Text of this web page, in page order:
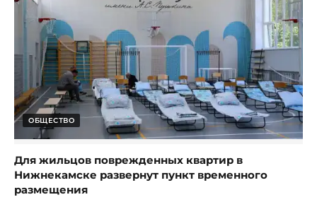
ОБЩЕСТВО
Для жильцов поврежденных квартир в
Нижнекамске развернут пункт временного
размещения